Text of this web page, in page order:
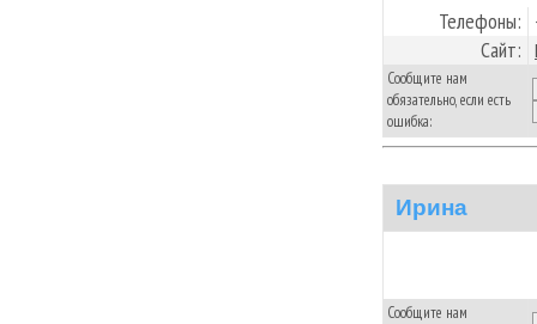
Телефоны:
Сайт:
Сообщите нам
обязательно, если есть
ошибка:
Ирина
Сообщите нам